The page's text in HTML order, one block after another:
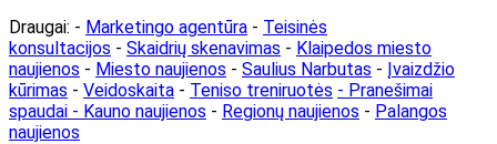
Draugai: - Marketingo agentūra - Teisinės
konsultacijos - Skaidrių skenavimas - Klaipedos miesto
naujienos - Miesto naujienos - Saulius Narbutas - Įvaizdžio
kūrimas - Veidoskaita - Teniso treniruotės - Pranešimai
spaudai - Kauno naujienos - Regionų naujienos - Palangos
naujienos